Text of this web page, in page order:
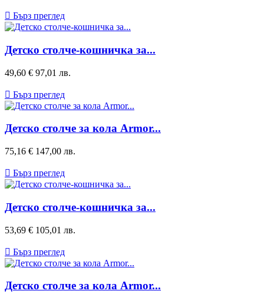
 Бърз преглед
Детско столче-кошничка за...
Цена
49,60 € 97,01 лв.
 Бърз преглед
Детско столче за кола Armor...
Цена
75,16 € 147,00 лв.
 Бърз преглед
Детско столче-кошничка за...
Цена
53,69 € 105,01 лв.
 Бърз преглед
Детско столче за кола Armor...